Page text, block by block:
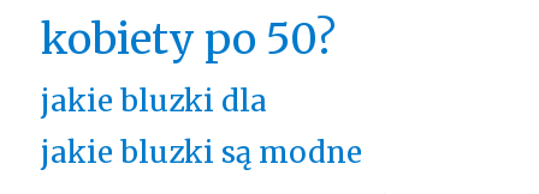
kobiety po 50?
jakie bluzki dla
jakie bluzki są modne